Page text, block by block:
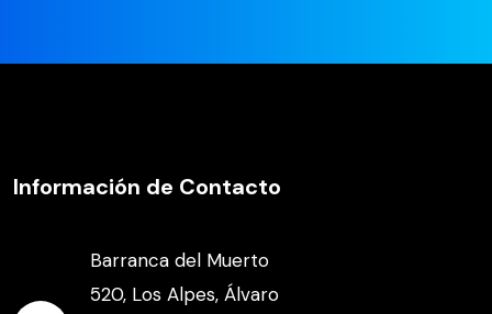
Información de Contacto
Barranca del Muerto
520, Los Alpes, Álvaro